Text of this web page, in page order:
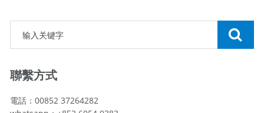
聯繫方式
電話：00852 37264282